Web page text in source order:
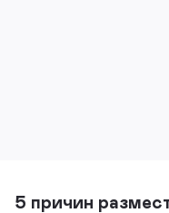
5 причин